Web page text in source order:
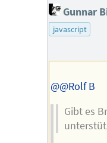
Gunnar
javascript
@@Rolf B
Gibt es